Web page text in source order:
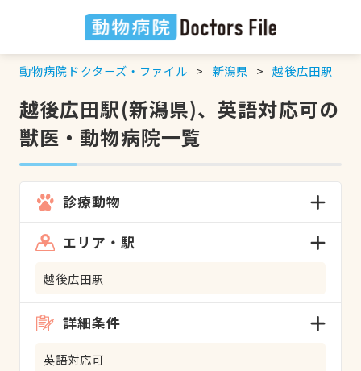
動物病院ドクターズ・ファイル 新潟県 越後広田駅
越後広田駅(新潟県)、英語対応可の
獣医・動物病院一覧
診療動物
エリア・駅
越後広田駅
詳細条件
英語対応可